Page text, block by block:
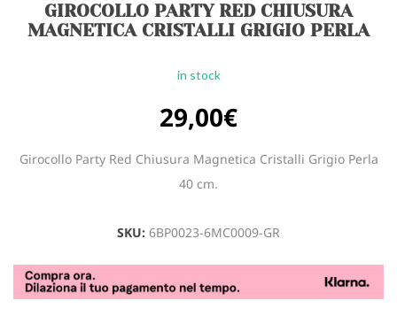
GIROCOLLO PARTY RED CHIUSURA
MAGNETICA CRISTALLI GRIGIO PERLA
in stock
29,00€
Girocollo Party Red Chiusura Magnetica Cristalli Grigio Perla
40 cm.
SKU: 6BP0023-6MC0009-GR